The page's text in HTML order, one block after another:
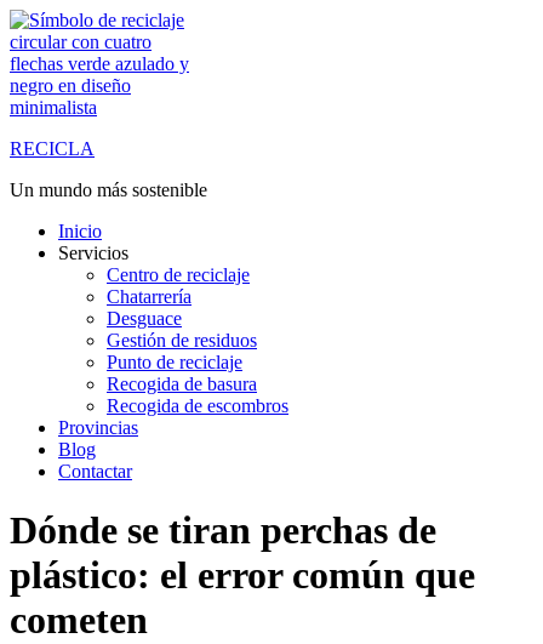
Saltar
al
contenido
RECICLA
Un mundo más sostenible
Inicio
Servicios
Centro de reciclaje
Chatarrería
Desguace
Gestión de residuos
Punto de reciclaje
Recogida de basura
Recogida de escombros
Provincias
Blog
Contactar
Dónde se tiran perchas de
plástico: el error común que
cometen